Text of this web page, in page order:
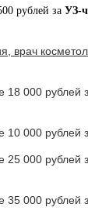
рублей за УЗ-
врач
18 000 рублей
10 000 рублей
25 000 рублей
35 000 рублей